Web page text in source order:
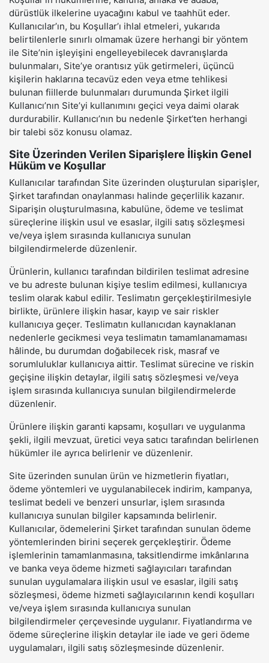
dürüstlük ilkelerine uyacağını kabul ve taahhüt eder.
Kullanıcılar’ın, bu Koşullar’ı ihlal etmeleri, yukarıda
belirtilenlerle sınırlı olmamak üzere herhangi bir yöntem
ile Site’nin işleyişini engelleyebilecek davranışlarda
bulunmaları, Site’ye orantısız yük getirmeleri, üçüncü
kişilerin haklarına tecavüz eden veya etme tehlikesi
bulunan fiillerde bulunmaları durumunda Şirket ilgili
Kullanıcı’nın Site’yi kullanımını geçici veya daimi olarak
durdurabilir. Kullanıcı’nın bu nedenle Şirket’ten herhangi
bir talebi söz konusu olamaz.
Site Üzerinden Verilen Siparişlere İlişkin Genel
Hüküm ve Koşullar
Kullanıcılar tarafından Site üzerinden oluşturulan siparişler,
Şirket tarafından onaylanması halinde geçerlilik kazanır.
Siparişin oluşturulmasına, kabulüne, ödeme ve teslimat
süreçlerine ilişkin usul ve esaslar, ilgili satış sözleşmesi
ve/veya işlem sırasında kullanıcıya sunulan
bilgilendirmelerde düzenlenir.
Ürünlerin, kullanıcı tarafından bildirilen teslimat adresine
ve bu adreste bulunan kişiye teslim edilmesi, kullanıcıya
teslim olarak kabul edilir. Teslimatın gerçekleştirilmesiyle
birlikte, ürünlere ilişkin hasar, kayıp ve sair riskler
kullanıcıya geçer. Teslimatın kullanıcıdan kaynaklanan
nedenlerle gecikmesi veya teslimatın tamamlanamaması
hâlinde, bu durumdan doğabilecek risk, masraf ve
sorumluluklar kullanıcıya aittir. Teslimat sürecine ve riskin
geçişine ilişkin detaylar, ilgili satış sözleşmesi ve/veya
işlem sırasında kullanıcıya sunulan bilgilendirmelerde
düzenlenir.
Ürünlere ilişkin garanti kapsamı, koşulları ve uygulanma
şekli, ilgili mevzuat, üretici veya satıcı tarafından belirlenen
hükümler ile ayrıca belirlenir ve düzenlenir.
Site üzerinden sunulan ürün ve hizmetlerin fiyatları,
ödeme yöntemleri ve uygulanabilecek indirim, kampanya,
teslimat bedeli ve benzeri unsurlar, işlem sırasında
kullanıcıya sunulan bilgiler kapsamında belirlenir.
Kullanıcılar, ödemelerini Şirket tarafından sunulan ödeme
yöntemlerinden birini seçerek gerçekleştirir. Ödeme
işlemlerinin tamamlanmasına, taksitlendirme imkânlarına
ve banka veya ödeme hizmeti sağlayıcıları tarafından
sunulan uygulamalara ilişkin usul ve esaslar, ilgili satış
sözleşmesi, ödeme hizmeti sağlayıcılarının kendi koşulları
ve/veya işlem sırasında kullanıcıya sunulan
bilgilendirmeler çerçevesinde uygulanır. Fiyatlandırma ve
ödeme süreçlerine ilişkin detaylar ile iade ve geri ödeme
uygulamaları, ilgili satış sözleşmesinde düzenlenir.